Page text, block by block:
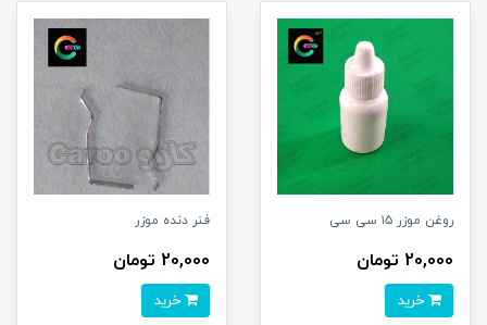
روغن موزر ۱۵ سی سی
20,000 تومان
فنر دنده موزر
20,000 تومان